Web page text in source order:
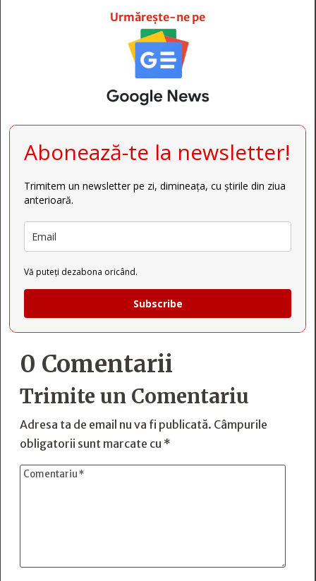
Urmărește-ne pe
Abonează-te la newsletter!
Trimitem un newsletter pe zi, dimineața, cu știrile din ziua
anterioară.
Vă puteți dezabona oricând.
Subscribe
0 Comentarii
Trimite un Comentariu
Adresa ta de email nu va fi publicată. Câmpurile
obligatorii sunt marcate cu *